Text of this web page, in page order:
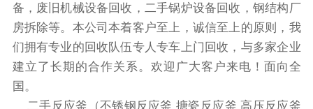
备，废旧机械设备回收 ，二手锅炉设备回收 ，钢结构厂
房拆除等。本公司本着客户至上，诚信至上的原则，我
们拥有专业的回收队伍专人专车上门回收，与多家企业
建立了长期的合作关系。欢迎广大客户来电！面向全
国。
二手反应釜（不锈钢反应釜 搪瓷反应釜 高压反应釜